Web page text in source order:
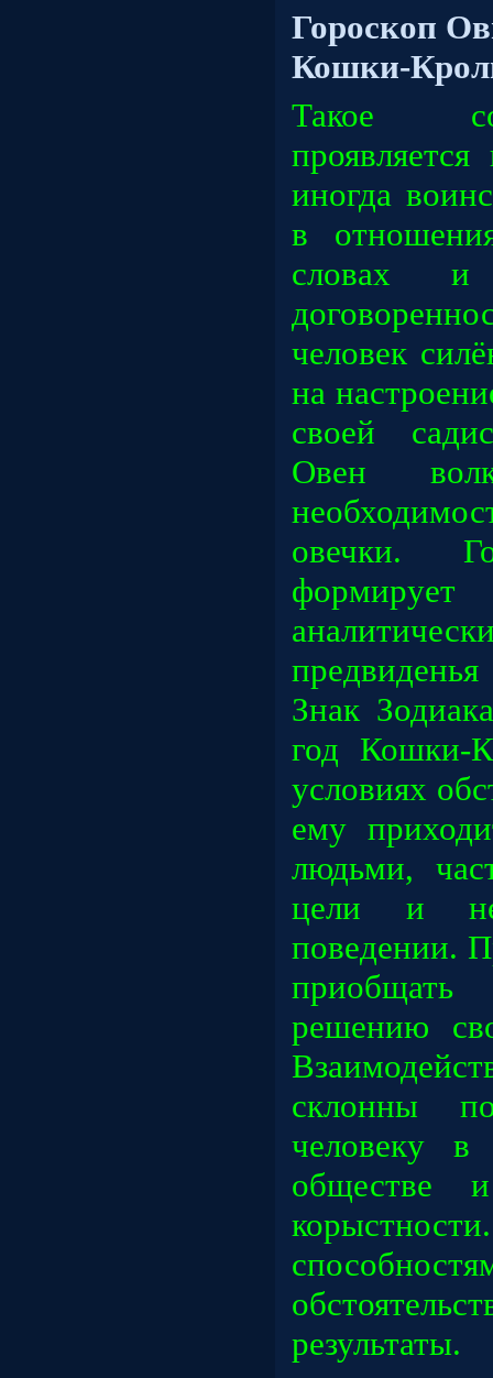
Гороскоп
Кошки-
Такое
иногда
в
словах
человек
на
своей
Овен
овечки.
Знак
год Кошки-
условиях
ему
людьми,
цели и
поведении.
решению
склонны
человеку
обществе
результаты.